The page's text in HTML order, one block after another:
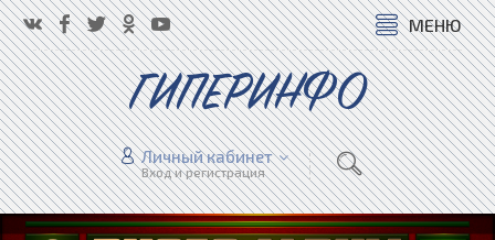
МЕНЮ
ГИПЕРИНФО
Личный кабинет
Вход и регистрация